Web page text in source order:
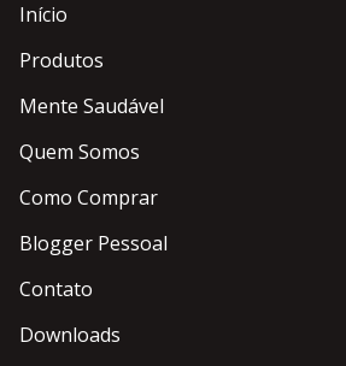
Início
Produtos
Mente Saudável
Quem Somos
Como Comprar
Blogger Pessoal
Contato
Downloads